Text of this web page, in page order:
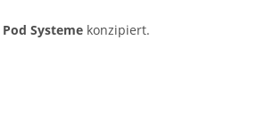
Pod Systeme konzipiert.